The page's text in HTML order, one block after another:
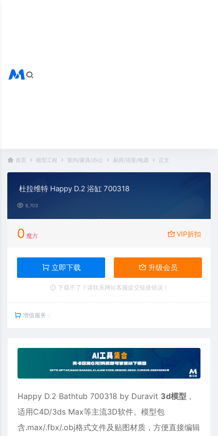
首页 模型工程 室内/家具/办公 厨房/浴室/电器 正文
杜拉维特 Happy D.2 浴缸 700318
8,703
0 魔方 VIP折扣
立即下载 升级会员
下载不了？请联系网站客服提交链接错误！
增值服务：
Happy D.2 Bathtub 700318 by Duravit 3d模型 ，
适用C4D/3ds Max等主流3D软件。模型包
含.max/.fbx/.obj格式文件及贴图材质，方便直接编辑